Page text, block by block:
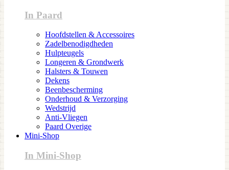
In Paard
Hoofdstellen & Accessoires
Zadelbenodigdheden
Hulpteugels
Longeren & Grondwerk
Halsters & Touwen
Dekens
Beenbescherming
Onderhoud & Verzorging
Wedstrijd
Anti-Vliegen
Paard Overige
Mini-Shop
In Mini-Shop